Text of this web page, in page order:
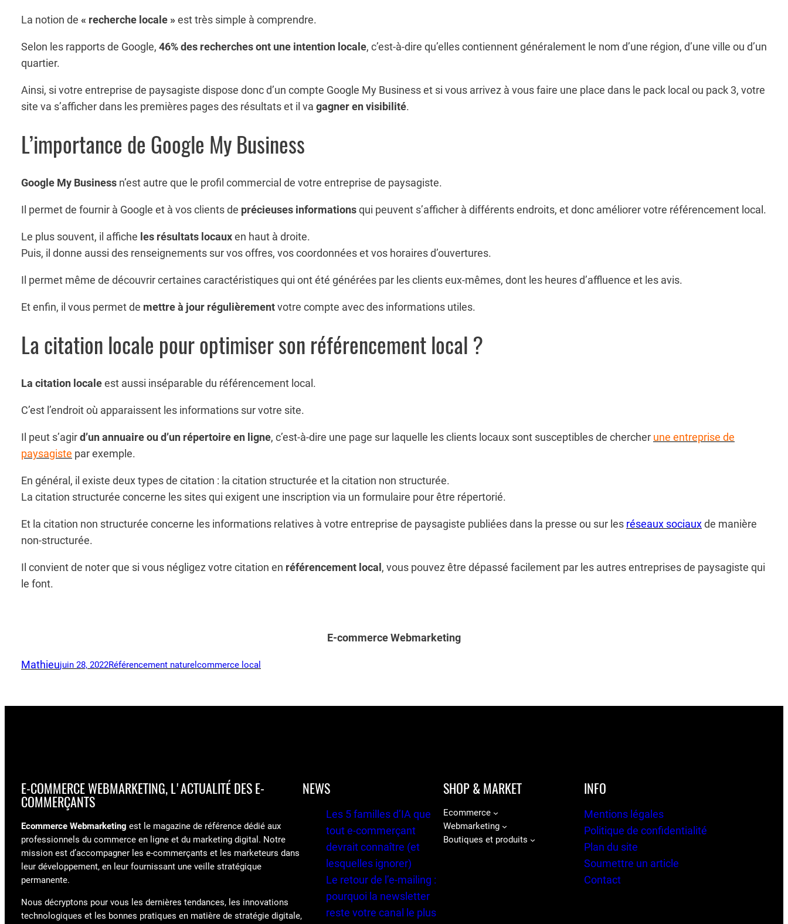
La notion de « recherche locale »est très simple à comprendre.
Selon les rapports de Google, 46% des recherches ont une intention locale, c’est-à-dire qu’elles contiennent généralement le nom d’une région, d’une ville ou d’un
quartier.
Ainsi, si votre entreprise de paysagiste dispose donc d’un compte Google My Business et si vous arrivez à vous faire une place dans le pack local ou pack 3, votre
site va s’afficher dans les premières pages des résultats et il va gagner en visibilité.
L’importance de Google My Business
Google My Business n’est autre que le profil commercial de votre entreprise de paysagiste.
Il permet de fournir à Google et à vos clients de précieuses informationsqui peuvent s’afficher à différents endroits, et donc améliorer votre référencement local.
Le plus souvent, il affiche les résultats locauxen haut à droite.
Puis, il donne aussi des renseignements sur vos offres, vos coordonnées et vos horaires d’ouvertures.
Il permet même de découvrir certaines caractéristiques qui ont été générées par les clients eux-mêmes, dont les heures d’affluence et les avis.
Et enfin, il vous permet de mettre à jour régulièrementvotre compte avec des informations utiles.
La citation locale pour optimiser son référencement local ?
La citation localeest aussi inséparable du référencement local.
C’est l’endroit où apparaissent les informations sur votre site.
Il peut s’agird’un annuaire ou d’un répertoire en ligne, c’est-à-dire une page sur laquelle les clients locaux sont susceptibles de chercher une entreprise de
paysagiste par exemple.
En général, il existe deux types de citation : la citation structurée et la citation non structurée.
La citation structurée concerne les sites qui exigent une inscription via un formulaire pour être répertorié.
Et la citation non structurée concerne les informations relatives à votre entreprise de paysagiste publiées dans la presse ou sur les réseaux sociauxde manière
non-structurée.
Il convient de noter que si vous négligez votre citation en référencement local , vous pouvez être dépassé facilement par les autres entreprises de paysagiste qui
le font.
E-commerce Webmarketing
Mathieujuin 28, 2022Référencement naturel commerce local
E-COMMERCE WEBMARKETING, L'ACTUALITÉ DES E-
COMMERÇANTS
Ecommerce Webmarketing est le magazine de référence dédié aux
professionnels du commerce en ligne et du marketing digital. Notre
mission est d’accompagner les e-commerçants et les marketeurs dans
leur développement, en leur fournissant une veille stratégique
permanente.
Nous décryptons pour vous les dernières tendances, les innovations
technologiques et les bonnes pratiques en matière de stratégie digitale,
NEWS
Les 5 familles d’IA que
tout e-commerçant
devrait connaître (et
lesquelles ignorer)
Le retour de l’e-mailing :
pourquoi la newsletter
reste votre canal le plus
SHOP & MARKET
Ecommerce
Webmarketing
Boutiques et produits
INFO
Mentions légales
Politique de confidentialité
Plan du site
Soumettre un article
Contact